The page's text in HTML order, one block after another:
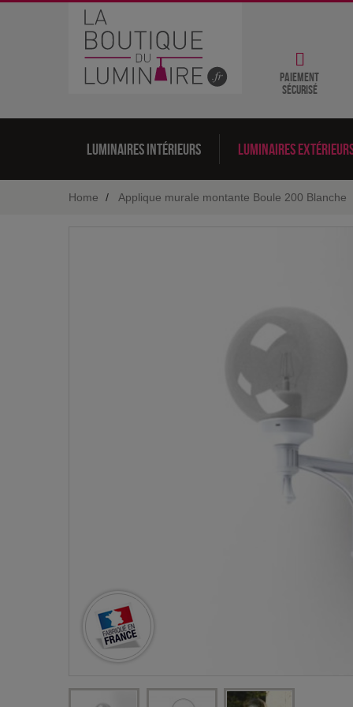
Paiement
sécurisé
Luminaires intérieurs Luminaires
Home Applique murale montante Boule 200 Blanche